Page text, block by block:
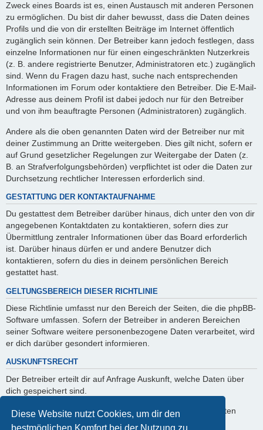
Diese Website nutzt Cookies, um dir den
bestmöglichen Komfort bei der Nutzung zu
Zweck eines Boards ist es, einen Austausch mit anderen Personen
zu ermöglichen. Du bist dir daher bewusst, dass die Daten deines
Profils und die von dir erstellten Beiträge im Internet öffentlich
zugänglich sein können. Der Betreiber kann jedoch festlegen, dass
einzelne Informationen nur für einen eingeschränkten Nutzerkreis
(z. B. andere registrierte Benutzer, Administratoren etc.) zugänglich
sind. Wenn du Fragen dazu hast, suche nach entsprechenden
Informationen im Forum oder kontaktiere den Betreiber. Die E-Mail-
Adresse aus deinem Profil ist dabei jedoch nur für den Betreiber
und von ihm beauftragte Personen (Administratoren) zugänglich.
Andere als die oben genannten Daten wird der Betreiber nur mit
deiner Zustimmung an Dritte weitergeben. Dies gilt nicht, sofern er
auf Grund gesetzlicher Regelungen zur Weitergabe der Daten (z.
B. an Strafverfolgungsbehörden) verpflichtet ist oder die Daten zur
Durchsetzung rechtlicher Interessen erforderlich sind.
GESTATTUNG DER KONTAKTAUFNAHME
Du gestattest dem Betreiber darüber hinaus, dich unter den von dir
angegebenen Kontaktdaten zu kontaktieren, sofern dies zur
Übermittlung zentraler Informationen über das Board erforderlich
ist. Darüber hinaus dürfen er und andere Benutzer dich
kontaktieren, sofern du dies in deinem persönlichen Bereich
gestattet hast.
GELTUNGSBEREICH DIESER RICHTLINIE
Diese Richtlinie umfasst nur den Bereich der Seiten, die die phpBB-
Software umfassen. Sofern der Betreiber in anderen Bereichen
seiner Software weitere personenbezogene Daten verarbeitet, wird
er dich darüber gesondert informieren.
AUSKUNFTSRECHT
Der Betreiber erteilt dir auf Anfrage Auskunft, welche Daten über
dich gespeichert sind.
Du kannst jederzeit die Löschung bzw. Sperrung deiner Daten
verlangen. Kontaktiere hierzu bitte den Betreiber.